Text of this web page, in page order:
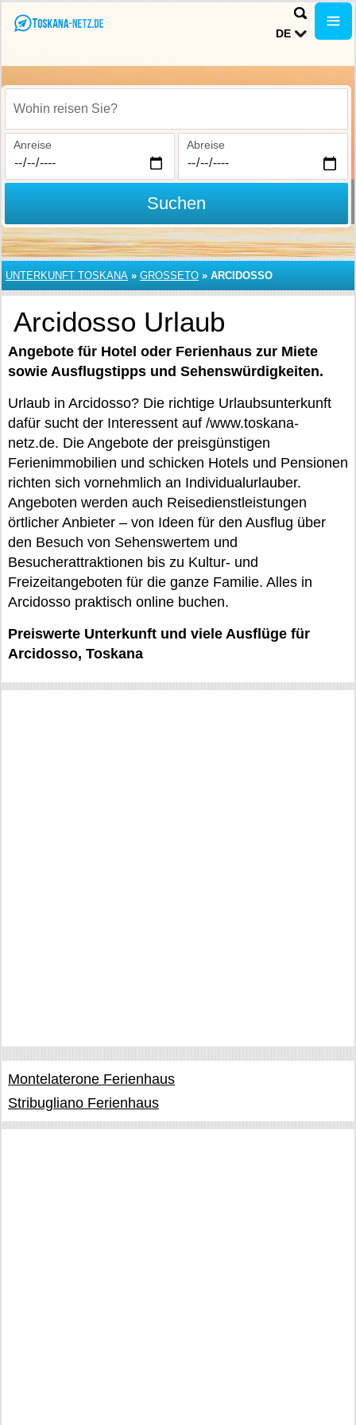
DE
Wohin reisen Sie?
Anreise Abreise
Suchen
UNTERKUNFT TOSKANA » GROSSETO » ARCIDOSSO
Arcidosso Urlaub
Angebote für Hotel oder Ferienhaus zur Miete
sowie Ausflugstipps und Sehenswürdigkeiten.
Urlaub in Arcidosso? Die richtige Urlaubsunterkunft
dafür sucht der Interessent auf /www.toskana-
netz.de. Die Angebote der preisgünstigen
Ferienimmobilien und schicken Hotels und Pensionen
richten sich vornehmlich an Individualurlauber.
Angeboten werden auch Reisedienstleistungen
örtlicher Anbieter – von Ideen für den Ausflug über
den Besuch von Sehenswertem und
Besucherattraktionen bis zu Kultur- und
Freizeitangeboten für die ganze Familie. Alles in
Arcidosso praktisch online buchen.
Preiswerte Unterkunft und viele Ausflüge für
Arcidosso, Toskana
Montelaterone Ferienhaus
Stribugliano Ferienhaus